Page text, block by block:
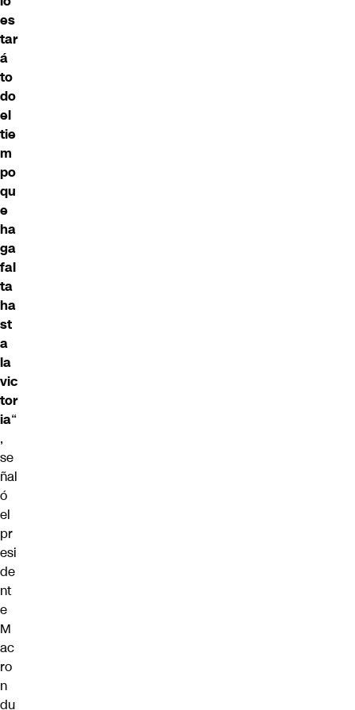
es
tar
á
to
do
el
tie
m
po
qu
e
ha
ga
fal
ta
ha
st
a
la
vic
tor
ia“
,
se
ñal
ó
el
pr
esi
de
nt
e
M
ac
ro
n
du